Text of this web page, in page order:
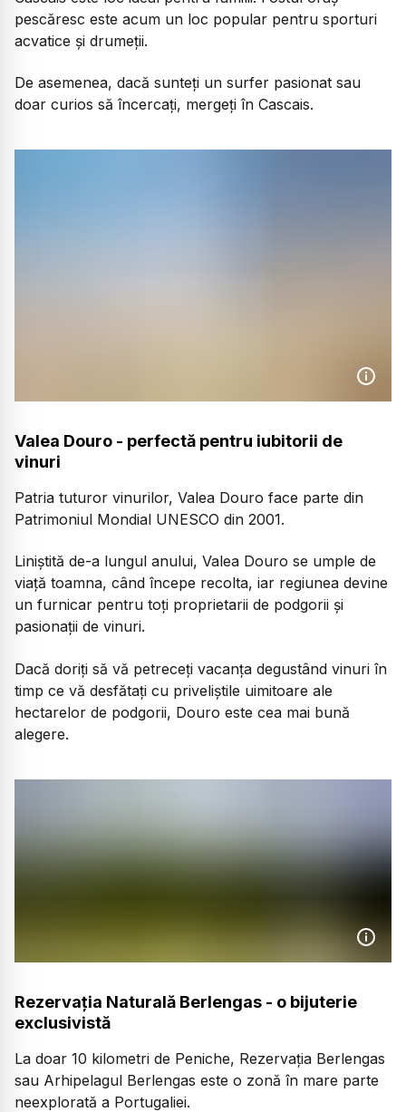
pescăresc este acum un loc popular pentru sporturi
acvatice și drumeții.
De asemenea, dacă sunteți un surfer pasionat sau
doar curios să încercați, mergeți în Cascais.
Valea Douro - perfectă pentru iubitorii de
vinuri
Patria tuturor vinurilor, Valea Douro face parte din
Patrimoniul Mondial UNESCO din 2001.
Liniștită de-a lungul anului, Valea Douro se umple de
viață toamna, când începe recolta, iar regiunea devine
un furnicar pentru toți proprietarii de podgorii și
pasionații de vinuri.
Dacă doriți să vă petreceți vacanța degustând vinuri în
timp ce vă desfătați cu priveliștile uimitoare ale
hectarelor de podgorii, Douro este cea mai bună
alegere.
Rezervația Naturală Berlengas - o bijuterie
exclusivistă
La doar 10 kilometri de Peniche, Rezervația Berlengas
sau Arhipelagul Berlengas este o zonă în mare parte
neexplorată a Portugaliei.